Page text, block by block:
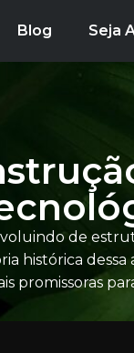
Blog Seja
de
histórica
promissoras